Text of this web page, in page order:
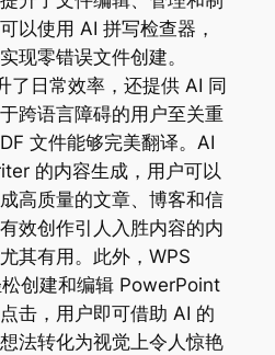
以使用 AI 拼写检查器，
现零错误文件创建。
了日常效率，还提供 AI 同
跨语言障碍的用户至关重
文件能够完美翻译。AI
的内容生成，用户可以
高质量的文章、博客和信
效创作引人入胜内容的内
其有用。此外，WPS
创建和编辑 PowerPoint
击，用户即可借助 AI 的
法转化为视觉上令人惊艳